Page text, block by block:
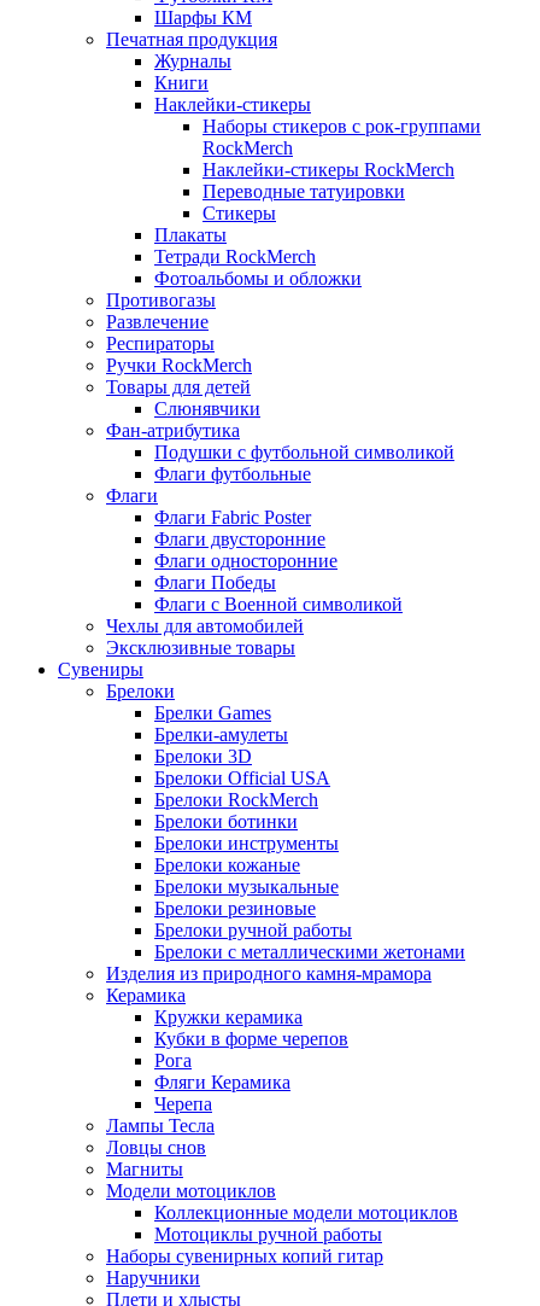
Шарфы КМ
Печатная продукция
Журналы
Книги
Наклейки-стикеры
Наборы стикеров с рок-группами
RockMerch
Наклейки-стикеры RockMerch
Переводные татуировки
Стикеры
Плакаты
Тетради RockMerch
Фотоальбомы и обложки
Противогазы
Развлечение
Респираторы
Ручки RockMerch
Товары для детей
Слюнявчики
Фан-атрибутика
Подушки с футбольной символикой
Флаги футбольные
Флаги
Флаги Fabric Poster
Флаги двусторонние
Флаги односторонние
Флаги Победы
Флаги с Военной символикой
Чехлы для автомобилей
Эксклюзивные товары
Сувениры
Брелоки
Брелки Games
Брелки-амулеты
Брелоки 3D
Брелоки Official USA
Брелоки RockMerch
Брелоки ботинки
Брелоки инструменты
Брелоки кожаные
Брелоки музыкальные
Брелоки резиновые
Брелоки ручной работы
Брелоки с металлическими жетонами
Изделия из природного камня-мрамора
Керамика
Кружки керамика
Кубки в форме черепов
Рога
Фляги Керамика
Черепа
Лампы Тесла
Ловцы снов
Магниты
Модели мотоциклов
Коллекционные модели мотоциклов
Мотоциклы ручной работы
Наборы сувенирных копий гитар
Наручники
Плети и хлысты